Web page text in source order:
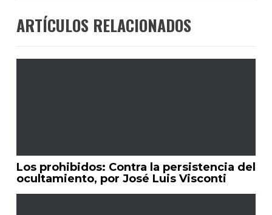
ARTÍCULOS RELACIONADOS
Los prohibidos: Contra la persistencia del
ocultamiento, por José Luis Visconti